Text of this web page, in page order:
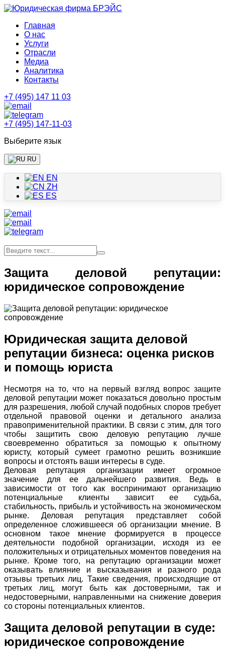
Главная
О нас
Услуги
Отрасли
Медиа
Аналитика
Контакты
+7 (495) 147 11 03
+7 (495) 147-11-03
Выберите язык
RU
EN
ZH
ES
Защита деловой репутации:
юридическое сопровождение
Юридическая защита деловой
репутации бизнеса: оценка рисков
и помощь юриста
Несмотря на то, что на первый взгляд вопрос защите
деловой репутации может показаться довольно простым
для разрешения, любой случай подобных споров требует
отдельной правовой оценки и детального анализа
правоприменительной практики. В связи с этим, для того
чтобы защитить свою деловую репутацию лучше
своевременно обратиться за помощью к опытному
юристу, который сумеет грамотно решить возникшие
вопросы и отстоять ваши интересы в суде.
Деловая репутация организации имеет огромное
значение для ее дальнейшего развития. Ведь в
зависимости от того как воспринимают организацию
потенциальные клиенты зависит ее судьба,
стабильность, прибыль и устойчивость на экономическом
рынке. Деловая репутация представляет собой
определенное сложившееся об организации мнение. В
основном такое мнение формируется в процессе
деятельности подобной организации, исходя из ее
положительных и отрицательных моментов поведения на
рынке. Кроме того, на репутацию организации может
оказывать влияние и высказывания и разного рода
отзывы третьих лиц. Такие сведения, происходящие от
третьих лиц, могут быть как достоверными, так и
недостоверными, направленными на снижение доверия
со стороны потенциальных клиентов.
Защита деловой репутации в суде:
юридическое сопровождение